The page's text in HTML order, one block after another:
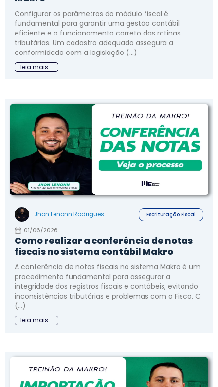
Configurar os parâmetros do módulo fiscal é
fundamental para garantir uma gestão contábil
eficiente e o funcionamento correto das rotinas
tributárias. Um cadastro adequado assegura a
conformidade com a legislação (...)
leia mais...
Jhon Lenonn Rodrigues Escrituração Fiscal
01/06/2026
Como realizar a conferência de notas
fiscais no sistema contábil Makro
A conferência de notas fiscais no sistema Makro é um
procedimento fundamental para assegurar a
integridade dos registros fiscais e contábeis, evitando
inconsistências tributárias e problemas com o Fisco. O
(...)
leia mais...